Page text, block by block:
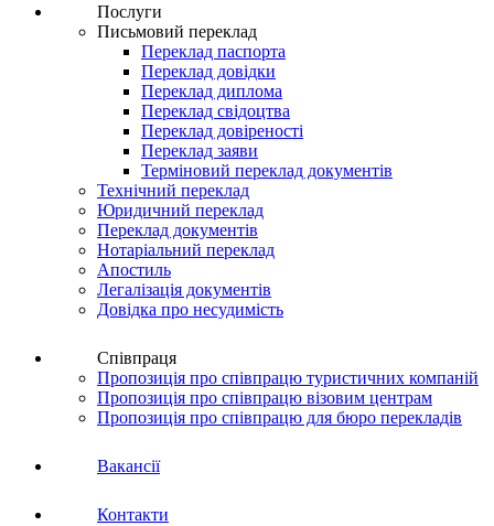
Послуги
Письмовий переклад
Переклад паспорта
Переклад довідки
Переклад диплома
Переклад свідоцтва
Переклад довіреності
Переклад заяви
Терміновий переклад документів
Технічний переклад
Юридичний переклад
Переклад документів
Нотаріальний переклад
Апостиль
Легалізація документів
Довідка про несудимість
Співпраця
Пропозиція про співпрацю туристичних компаній
Пропозиція про співпрацю візовим центрам
Пропозиція про співпрацю для бюро перекладів
Вакансії
Контакти